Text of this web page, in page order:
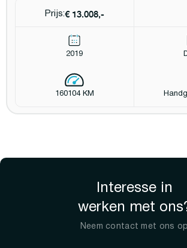
Prijs:€ 13.008,-
2019
160104 KM
Interesse in
werken met
Neem contact met ons op